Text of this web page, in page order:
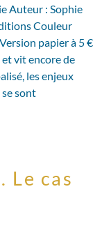
Auteur : Sophie
Couleur
papier à 5 €
vit encore de
les enjeux
sont
Le cas